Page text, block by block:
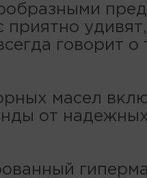
говорит
масел
от